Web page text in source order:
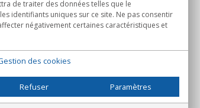
9h00 - 15h00.
en
de traiter des données telles que le
identifiants uniques sur ce site. Ne pas consentir
négativement certaines caractéristiques et
des cookies
Refuser Paramètres